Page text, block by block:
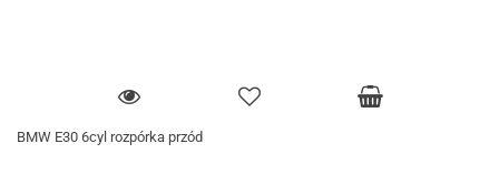
BMW E30 6cyl rozpórka przód